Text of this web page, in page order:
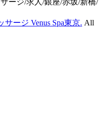
ージ/求人/銀座/赤坂/新橋/
ージ Venus Spa東京. All